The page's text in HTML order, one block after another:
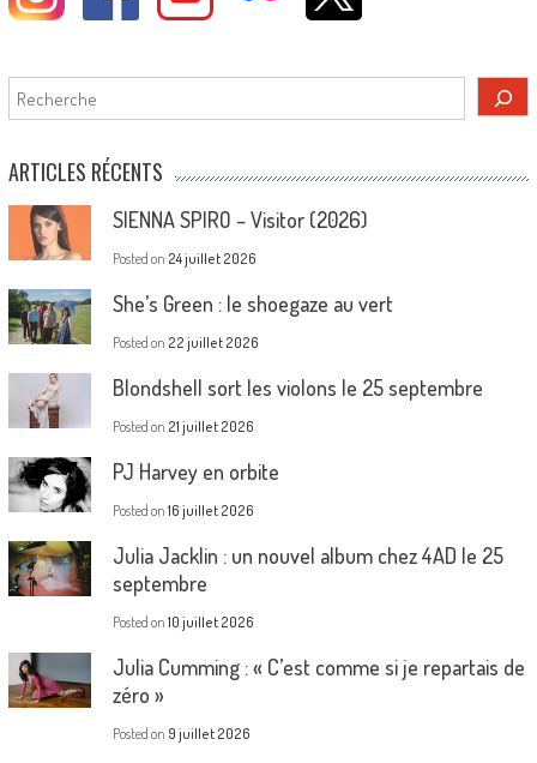
Rechercher
ARTICLES RÉCENTS
SIENNA SPIRO – Visitor (2026)
Posted on 24 juillet 2026
She’s Green : le shoegaze au vert
Posted on 22 juillet 2026
Blondshell sort les violons le 25 septembre
Posted on 21 juillet 2026
PJ Harvey en orbite
Posted on 16 juillet 2026
Julia Jacklin : un nouvel album chez 4AD le 25
septembre
Posted on 10 juillet 2026
Julia Cumming : « C’est comme si je repartais de
zéro »
Posted on 9 juillet 2026